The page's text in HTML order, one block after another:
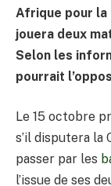
Afrique pour la
jouera deux
Selon les
pourrait
Le 15 octobre
s’il disputera la
passer par les
l’issue de ses